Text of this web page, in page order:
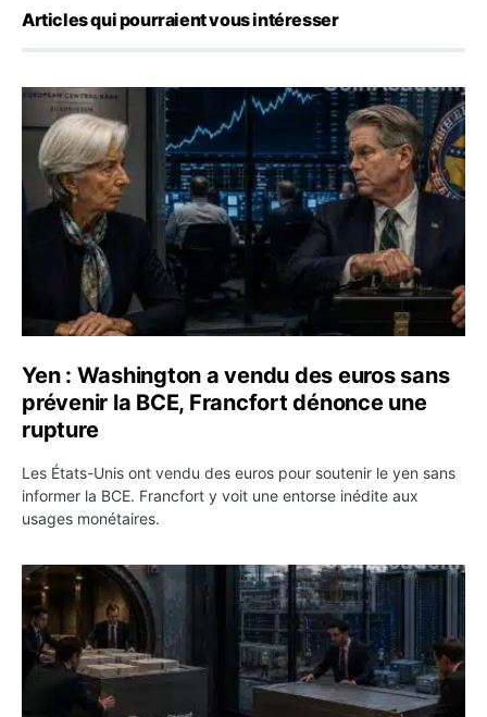
Articles qui pourraient vous intéresser
Yen : Washington a vendu des euros sans prévenir la
Yen : Washington a vendu des euros sans
prévenir la BCE, Francfort dénonce une
rupture
Les États-Unis ont vendu des euros pour soutenir le yen sans
informer la BCE. Francfort y voit une entorse inédite aux
usages monétaires.
Jane Street négocie le transfert de 11 milliards de